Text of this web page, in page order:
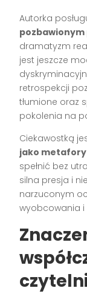
Autorka
dramatyzm
jest jeszcze
retrospekcji
tłumione oraz
pokolenia na
Ciekawostką
jako
spełnić bez
silna presja i
narzuconym
wyobcowania i